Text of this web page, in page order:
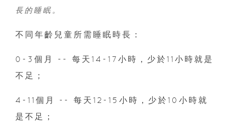
長的睡眠。
不同年齡兒童所需睡眠時長：
0-3個月 -- 每天14-17小時，少於11小時就是
不足；
4-11個月 -- 每天12-15小時，少於10小時就
是不足；